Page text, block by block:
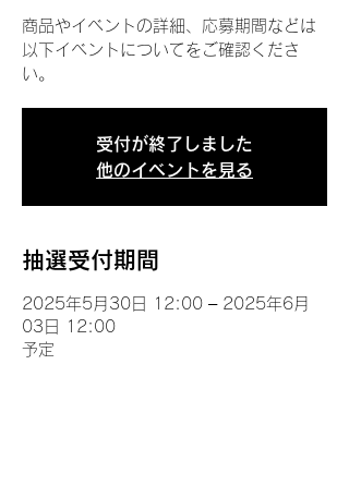
商品やイベントの詳細、応募期間などは
以下イベントについてをご確認くださ
い。
受付が終了しました
他のイベントを見る
抽選受付期間
2025年5月30日 12:00 – 2025年6月
03日 12:00
予定